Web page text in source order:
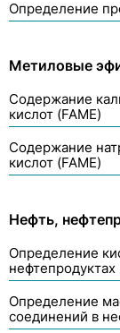
Определение
Метиловые
Содержание
кислот (FAME)
Содержание
кислот (FAME)
Нефть,
Определение
нефтепродуктах
Определение
соединений в